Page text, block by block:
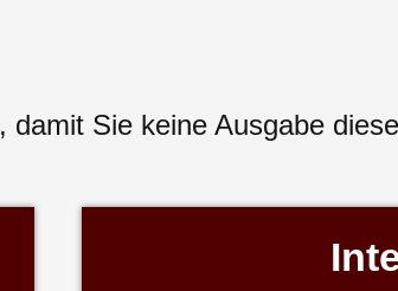
, damit Sie keine Ausgabe